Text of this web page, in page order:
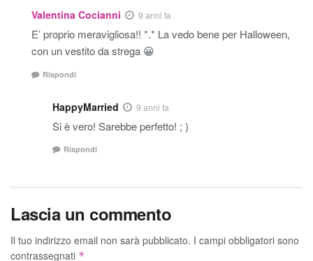
Valentina Cocianni 9 anni fa
E’ proprio meravigliosa!! *.* La vedo bene per Halloween,
con un vestito da strega 😀
Rispondi
HappyMarried 9 anni fa
Si è vero! Sarebbe perfetto! ; )
Rispondi
Lascia un commento
Il tuo indirizzo email non sarà pubblicato. I campi obbligatori sono
contrassegnati *